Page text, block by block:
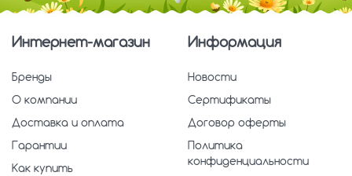
Интернет-магазин
Бренды
О компании
Доставка и оплата
Гарантии
Как купить
Информация
Новости
Сертификаты
Договор оферты
Политика
конфиденциальности